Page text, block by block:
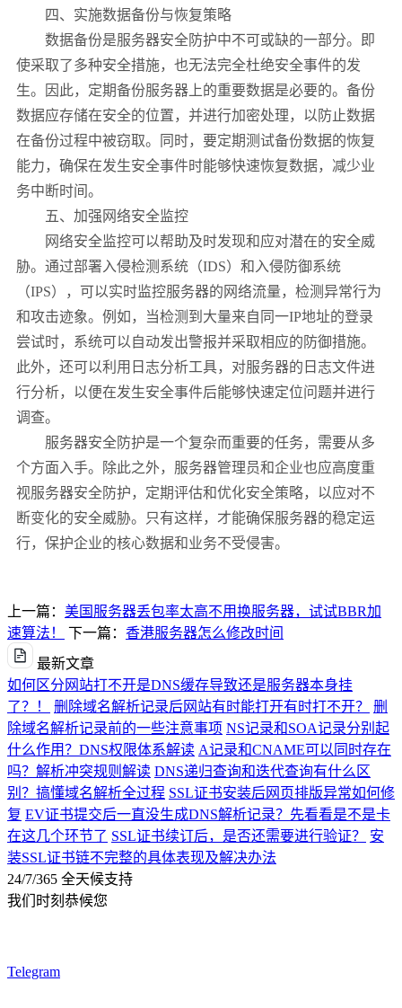
四、实施数据备份与恢复策略
数据备份是服务器安全防护中不可或缺的一部分。即
使采取了多种安全措施，也无法完全杜绝安全事件的发
生。因此，定期备份服务器上的重要数据是必要的。备份
数据应存储在安全的位置，并进行加密处理，以防止数据
在备份过程中被窃取。同时，要定期测试备份数据的恢复
能力，确保在发生安全事件时能够快速恢复数据，减少业
务中断时间。
五、加强网络安全监控
网络安全监控可以帮助及时发现和应对潜在的安全威
胁。通过部署入侵检测系统（IDS）和入侵防御系统
（IPS），可以实时监控服务器的网络流量，检测异常行为
和攻击迹象。例如，当检测到大量来自同一IP地址的登录
尝试时，系统可以自动发出警报并采取相应的防御措施。
此外，还可以利用日志分析工具，对服务器的日志文件进
行分析，以便在发生安全事件后能够快速定位问题并进行
调查。
服务器安全防护是一个复杂而重要的任务，需要从多
个方面入手。除此之外，服务器管理员和企业也应高度重
视服务器安全防护，定期评估和优化安全策略，以应对不
断变化的安全威胁。只有这样，才能确保服务器的稳定运
行，保护企业的核心数据和业务不受侵害。
上一篇： 美国服务器丢包率太高不用换服务器，试试BBR加
速算法！
下一篇： 香港服务器怎么修改时间
最新文章
如何区分网站打不开是DNS缓存导致还是服务器本身挂
了？！
删除域名解析记录后网站有时能打开有时打不开？
删
除域名解析记录前的一些注意事项 NS记录和SOA记录分别起
什么作用？DNS权限体系解读 A记录和CNAME可以同时存在
吗？解析冲突规则解读 DNS递归查询和迭代查询有什么区
别？搞懂域名解析全过程 SSL证书安装后网页排版异常如何修
复 EV证书提交后一直没生成DNS解析记录？先看看是不是卡
在这几个环节了 SSL证书续订后，是否还需要进行验证？
安
装SSL证书链不完整的具体表现及解决办法
24/7/365 全天候支持
我们时刻恭候您
Telegram